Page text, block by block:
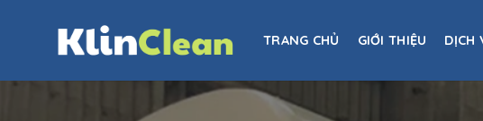
TRANG CHỦ GIỚI THIỆU DỊCH